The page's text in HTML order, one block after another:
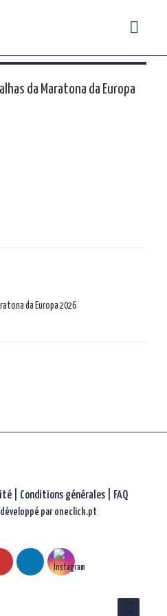
da Maratona da Europa
da Europa 2026
| Conditions générales | FAQ
paroneclick.pt